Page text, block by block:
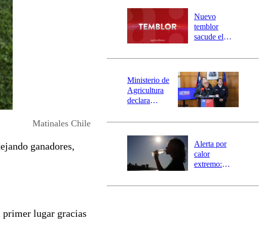
Matinales Chile
ganadores,
primer lugar gracias
río Damas:
activa
mensajería
SAE
Nuevo
temblor
sacude el
revisa la
epicentro
Ministerio de
Agricultura
declara
agrícola para
Alerta por
calor
extremo:
activa Alerta